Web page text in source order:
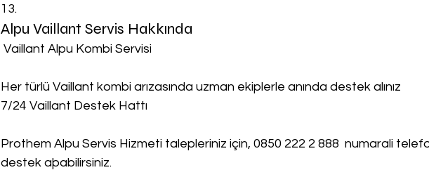
Alpu Vaillant Servis Hakkında
Vaillant Alpu Kombi Servisi
Her türlü Vaillant kombi arızasında uzman ekiplerle anında destek alınız
7/24 Vaillant Destek Hattı
Prothem Alpu Servis Hizmeti talepleriniz için, 0850 222 2 888  numarali
destek aþabilirsiniz.